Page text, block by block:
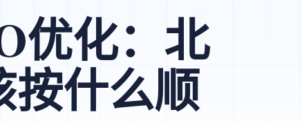
优化：北
按什么顺